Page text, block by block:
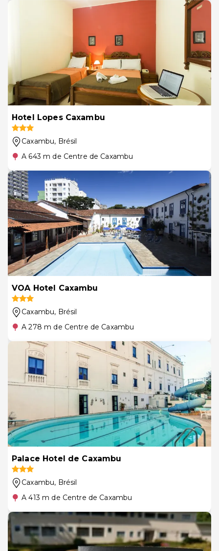
Hotel Lopes Caxambu
Caxambu, Brésil
A 643 m de Centre de Caxambu
VOA Hotel Caxambu
Caxambu, Brésil
A 278 m de Centre de Caxambu
Palace Hotel de Caxambu
Caxambu, Brésil
A 413 m de Centre de Caxambu